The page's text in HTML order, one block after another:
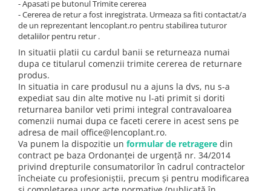
Pentru radacina
Regulatori naturali de crestere
Biofertilizatori
Solutii microbiene pentru radacini
Solutii microbiene pentru frunze
Stimulatori de crestere
Amendamente de sol
Activatori de sol
Ameliatori de sol pe baza de acid
humic
Micronutrienti
Pachete tehnologice
Agricultura ecologica
Capcana cu feromoni Tuta Absoluta
Capcane
Seminte de varza
Seminte de vinete
Seminte de pepeni verzi
Seminte de pepeni galbeni
Portaltoi
Seminte de ceapa
Seminte de salata
Seminte de porumb zaharat
Seminte de sfecla rosie
Fasole
Ata de legat si palisat
Accesorii solar
Generator cu aer cald
Aeroterma
Ventilatoare
Scule electrice
Masini de gaurit si insurubat
Masini de slefuit
Masini de taiat
Sudura si lipire
Echipamente de curatare
Echipament de constructii
Pistoale de lipit cu silicon
Pistoale de lipit
- Apasati pe butonul Trimite cererea
- Cererea de retur a fost inregistrata. Urmeaza sa fiti contactat/a
de un reprezentant lencoplant.ro pentru stabilirea tuturor
detaliilor pentru retur .
In situatii platii cu cardul banii se returneaza numai
dupa ce titularul comenzii trimite cererea de returnare
produs.
In situatia in care produsul nu a ajuns la dvs, nu s-a
expediat sau din alte motive nu l-ati primit si doriti
returnarea banilor veti primi integral contravaloarea
comenzii numai dupa ce faceti cerere in acest sens pe
adresa de mail office@lencoplant.ro.
Va punem la dispozitie un formular de retragere din
contract pe baza Ordonanţei de urgenţă nr. 34/2014
privind drepturile consumatorilor în cadrul contractelor
încheiate cu profesioniştii, precum şi pentru modificarea